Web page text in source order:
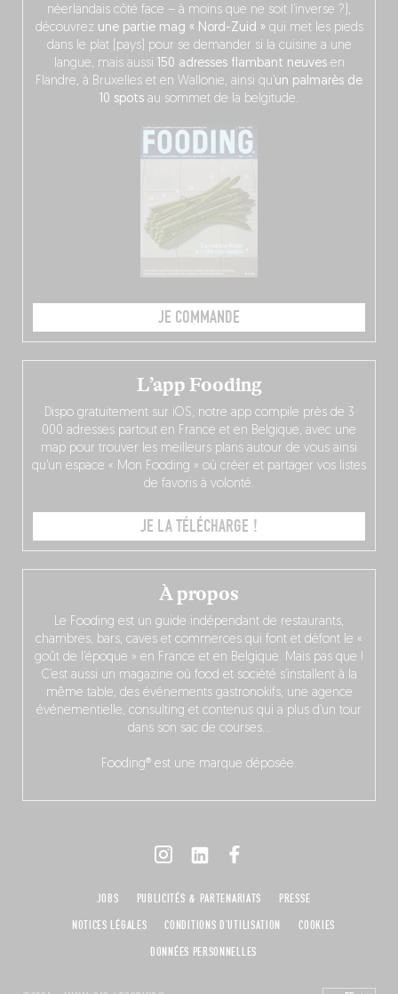
néerlandais côté face – à moins que ne soit l’inverse ?),
découvrez une partie mag « Nord-Zuid » qui met les pieds
dans le plat (pays) pour se demander si la cuisine a une
langue, mais aussi 150 adresses flambant neuvesen
Flandre, à Bruxelles et en Wallonie, ainsi qu’un palmarès de
10 spots au sommet de la belgitude.
JE COMMANDE
À propos
Le Fooding est un guide indépendant de restaurants,
chambres, bars, caves et commerces qui font et défont le «
goût de l’époque » en France et en Belgique. Mais pas que !
C’est aussi un magazine où food et société s’installent à la
même table, des événements gastronokifs, une agence
événementielle, consulting et contenus qui a plus d’un tour
dans son sac de courses…
Fooding® est une marque déposée.
L’app Fooding
Dispo gratuitement sur iOS, notre app compile près de 3
000 adresses partout en France et en Belgique, avec une
map pour trouver les meilleurs plans autour de vous ainsi
qu’un espace « Mon Fooding » où créer et partager vos listes
de favoris à volonté.
JE LA TÉLÉCHARGE !
JOBS PUBLICITÉS & PARTENARIATS
PRESSE
NOTICES LÉGALES
CONDITIONS D'UTILISATION
COOKIES
DONNÉES PERSONNELLES